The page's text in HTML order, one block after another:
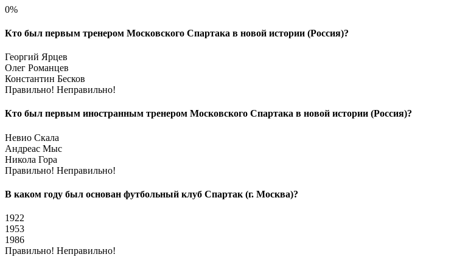
0%
Кто был первым тренером Московского Спартака в новой истории (Россия)?
Георгий Ярцев
Олег Романцев
Константин Бесков
Правильно! Неправильно!
Кто был первым иностранным тренером Московского Спартака в новой истории (Россия)?
Невио Скала
Андреас Мыс
Никола Гора
Правильно! Неправильно!
В каком году был основан футбольный клуб Спартак (г. Москва)?
1922
1953
1986
Правильно! Неправильно!